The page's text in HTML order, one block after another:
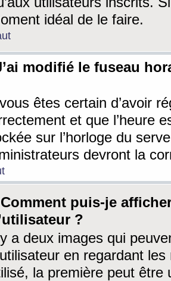
idéal de le faire.
modifié le fuseau
êtes certain d’avoir
et que l’heure
sur l’horloge du
devront la
puis-je
?
a deux images qui
en regardant
la première peut être